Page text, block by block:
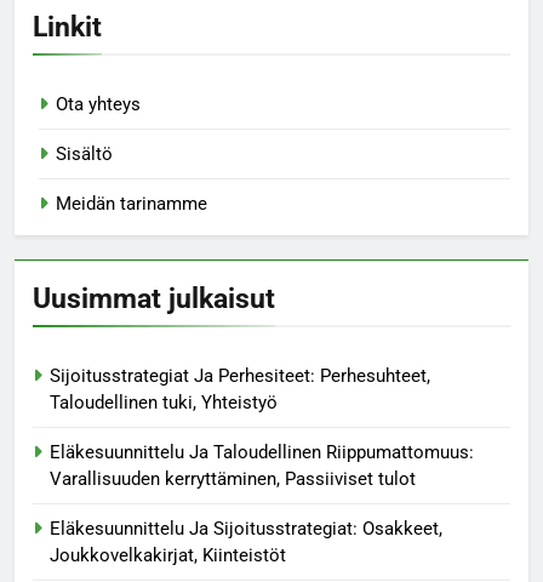
Linkit
Ota yhteys
Sisältö
Meidän tarinamme
Uusimmat julkaisut
Sijoitusstrategiat Ja Perhesiteet: Perhesuhteet,
Taloudellinen tuki, Yhteistyö
Eläkesuunnittelu Ja Taloudellinen Riippumattomuus:
Varallisuuden kerryttäminen, Passiiviset tulot
Eläkesuunnittelu Ja Sijoitusstrategiat: Osakkeet,
Joukkovelkakirjat, Kiinteistöt